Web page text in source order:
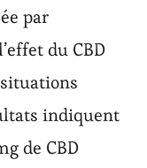
par
du CBD
indiquent
de CBD